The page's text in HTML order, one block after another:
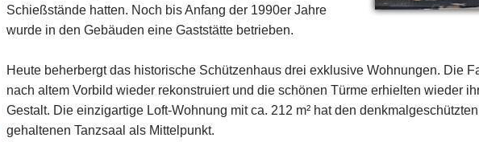
Schießstände hatten. Noch bis Anfang der 1990er Jahre
wurde in den Gebäuden eine Gaststätte betrieben.
Heute beherbergt das historische Schützenhaus drei exklusive Wohnungen. Die
nach altem Vorbild wieder rekonstruiert und die schönen Türme erhielten wieder
Gestalt. Die einzigartige Loft-Wohnung mit ca. 212 m² hat den
gehaltenen Tanzsaal als Mittelpunkt.